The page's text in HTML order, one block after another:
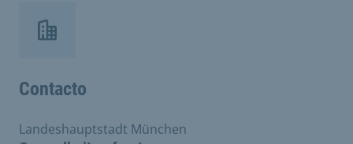
Contacto
Landeshauptstadt München